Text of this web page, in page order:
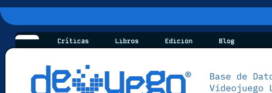
Críticas Libros Edición Blog